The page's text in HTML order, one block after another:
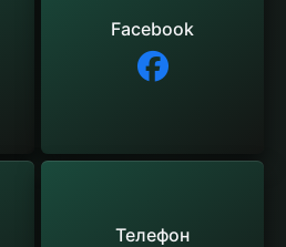
Facebook
Телефон